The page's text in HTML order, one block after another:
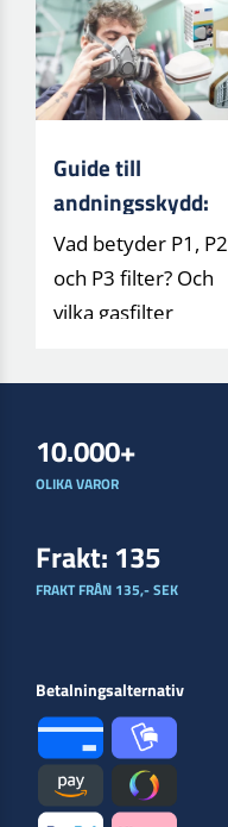
Guide till
andningsskydd:
Förstå filtertyper
och klasser (P1,
P2, P3)
Vad betyder P1, P2
och P3 filter? Och
vilka gasfilter
en lättförs[...]
10.000+
OLIKA VAROR
Frakt: 135
FRAKT FRÅN 135,- SEK
Betalningsalternativ